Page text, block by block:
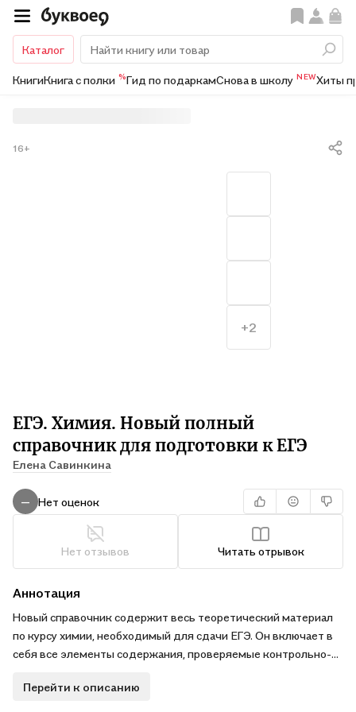
Каталог
КнигиКнига с полки %Гид по подаркамСнова в школу NEWХиты
ЕГЭ. Химия. Новый полный
справочник для подготовки к ЕГЭ
Елена Савинкина
16+
— Нет оценок
Нет отзывов Читать отрывок
+2
Аннотация
Новый справочник содержит весь теоретический материал
по курсу химии, необходимый для сдачи ЕГЭ. Он включает в
себя все элементы содержания, проверяемые контрольно-
систематизировать знания и умения за курс средней (полной)
Перейти к описанию